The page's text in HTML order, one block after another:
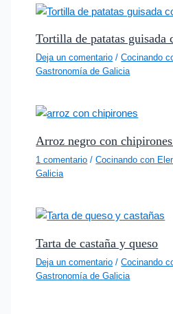
Tortilla de patatas guisada
Deja un comentario /Cocinando
Gastronomía de Galicia
Arroz negro con
1 comentario /Cocinando con
Galicia
Tarta de castaña y queso
Deja un comentario /Cocinando
Gastronomía de Galicia